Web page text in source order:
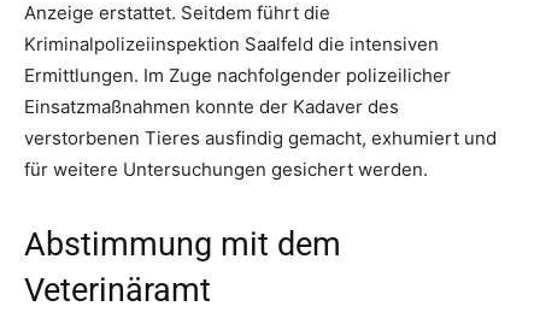
Anzeige erstattet. Seitdem führt die
Kriminalpolizeiinspektion Saalfeld die intensiven
Ermittlungen. Im Zuge nachfolgender polizeilicher
Einsatzmaßnahmen konnte der Kadaver des
verstorbenen Tieres ausfindig gemacht, exhumiert und
für weitere Untersuchungen gesichert werden.
Abstimmung mit dem
Veterinäramt